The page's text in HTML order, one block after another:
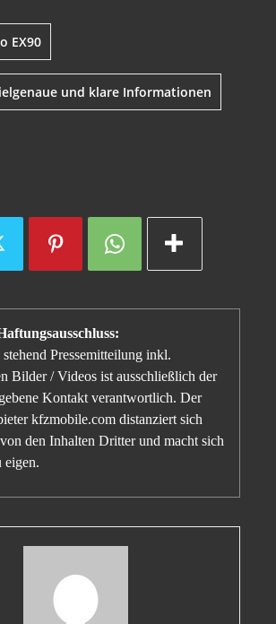
EX90
und klare Informationen
Pressemitteilung inkl.
Bilder / Videos ist ausschließlich der
Kontakt verantwortlich. Der
kfzmobile.com distanziert sich
den Inhalten Dritter und macht sich
eigen.